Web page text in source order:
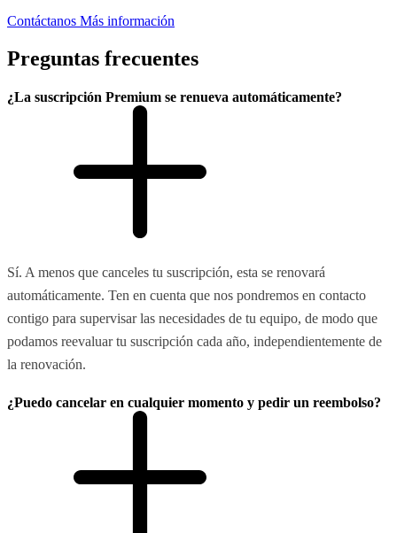
Contáctanos Más información
Preguntas frecuentes
¿La suscripción Premium se renueva automáticamente?
Sí. A menos que canceles tu suscripción, esta se renovará
automáticamente. Ten en cuenta que nos pondremos en contacto
contigo para supervisar las necesidades de tu equipo, de modo que
podamos reevaluar tu suscripción cada año, independientemente de
la renovación.
¿Puedo cancelar en cualquier momento y pedir un reembolso?